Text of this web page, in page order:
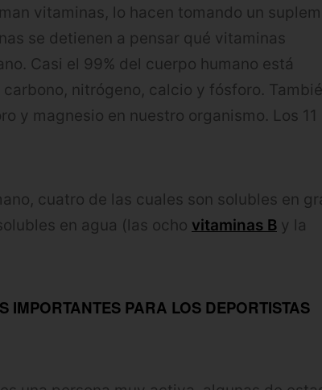
vitaminas, lo hacen tomando un
se detienen a pensar qué vitaminas
Casi el 99% del cuerpo humano está
nitrógeno, calcio y fósforo.
y magnesio en nuestro organismo. Los 11
cuatro de las cuales son solubles en
en agua (las ocho vitaminas B y la
IMPORTANTES PARA LOS DEPORTISTAS